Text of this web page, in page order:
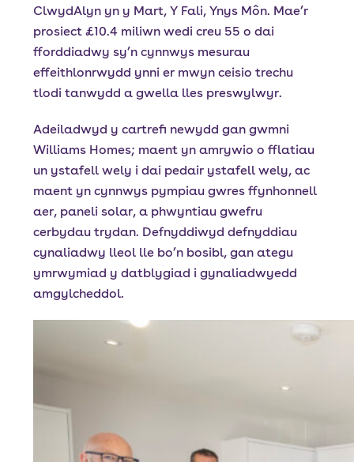
ClwydAlyn yn y Mart, Y Fali, Ynys Môn. Mae’r
prosiect £10.4 miliwn wedi creu 55 o dai
fforddiadwy sy’n cynnwys mesurau
effeithlonrwydd ynni er mwyn ceisio trechu
tlodi tanwydd a gwella lles preswylwyr.
Adeiladwyd y cartrefi newydd gan gwmni
Williams Homes; maent yn amrywio o fflatiau
un ystafell wely i dai pedair ystafell wely, ac
maent yn cynnwys pympiau gwres ffynhonnell
aer, paneli solar, a phwyntiau gwefru
cerbydau trydan. Defnyddiwyd defnyddiau
cynaliadwy lleol lle bo’n bosibl, gan ategu
ymrwymiad y datblygiad i gynaliadwyedd
amgylcheddol.